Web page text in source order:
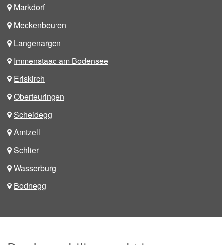
Markdorf
Meckenbeuren
Langenargen
Immenstaad am Bodensee
Eriskirch
Oberteuringen
Scheidegg
Amtzell
Schlier
Wasserburg
Bodnegg